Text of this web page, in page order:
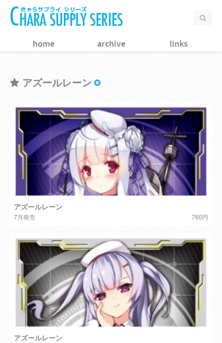
home archive links
アズールレーン
アズールレーン
7月発売 760円
アズールレーン